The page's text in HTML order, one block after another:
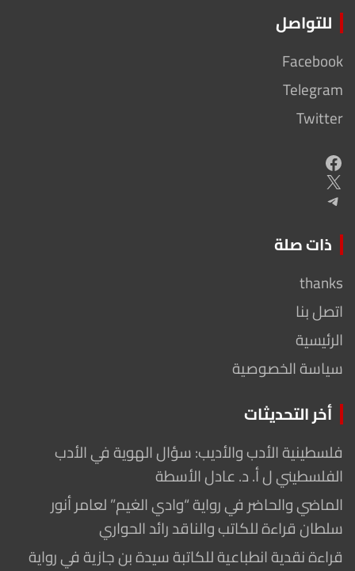
للتواصل
Facebook
Telegram
Twitter
Facebook
X
Telegram
ذات صلة
thanks
اتصل بنا
الرئيسية
سياسة الخصوصية
أخر التحديثات
فلسطينية الأدب والأديب: سؤال الهوية في الأدب
الفلسطيني ل أ. د. عادل الأسطة
الماضي والحاضر في رواية “وادي الغيم” لعامر أنور
سلطان قراءة للكاتب والناقد رائد الحواري
قراءة نقدية انطباعية للكاتبة سيدة بن جازية في رواية